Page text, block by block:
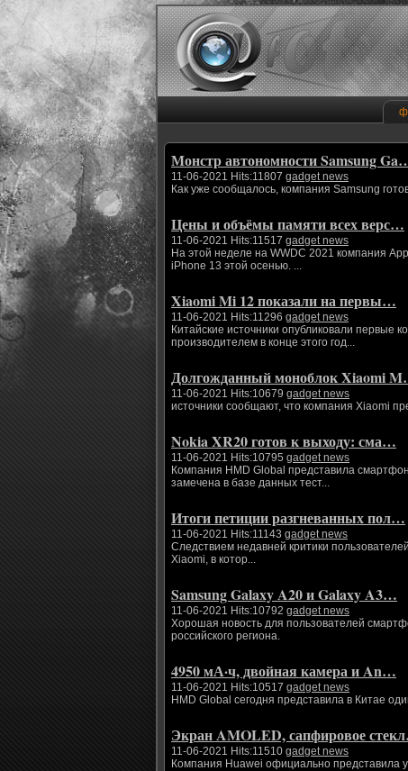
Монстр автономности Samsung
11-06-2021 Hits:11807 gadget news
Как уже сообщалось, компания Samsung
Цены и объёмы памяти всех верс…
11-06-2021 Hits:11517 gadget news
На этой неделе на WWDC 2021 компания
iPhone 13 этой осенью. ...
Xiaomi Mi 12 показали на первы…
11-06-2021 Hits:11296 gadget news
Китайские источники опубликовали первые
производителем в конце этого год...
Долгожданный моноблок Xiaomi
11-06-2021 Hits:10679 gadget news
источники сообщают, что компания Xiaomi
Nokia XR20 готов к выходу: сма…
11-06-2021 Hits:10795 gadget news
Компания HMD Global представила
замечена в базе данных тест...
Итоги петиции разгневанных пол…
11-06-2021 Hits:11143 gadget news
Следствием недавней критики
Xiaomi, в котор...
Samsung Galaxy A20 и Galaxy A3…
11-06-2021 Hits:10792 gadget news
Хорошая новость для пользователей
российского региона.
4950 мА·ч, двойная камера и An…
11-06-2021 Hits:10517 gadget news
HMD Global сегодня представила в Китае
Экран AMOLED, сапфировое
11-06-2021 Hits:11510 gadget news
Компания Huawei официально представила